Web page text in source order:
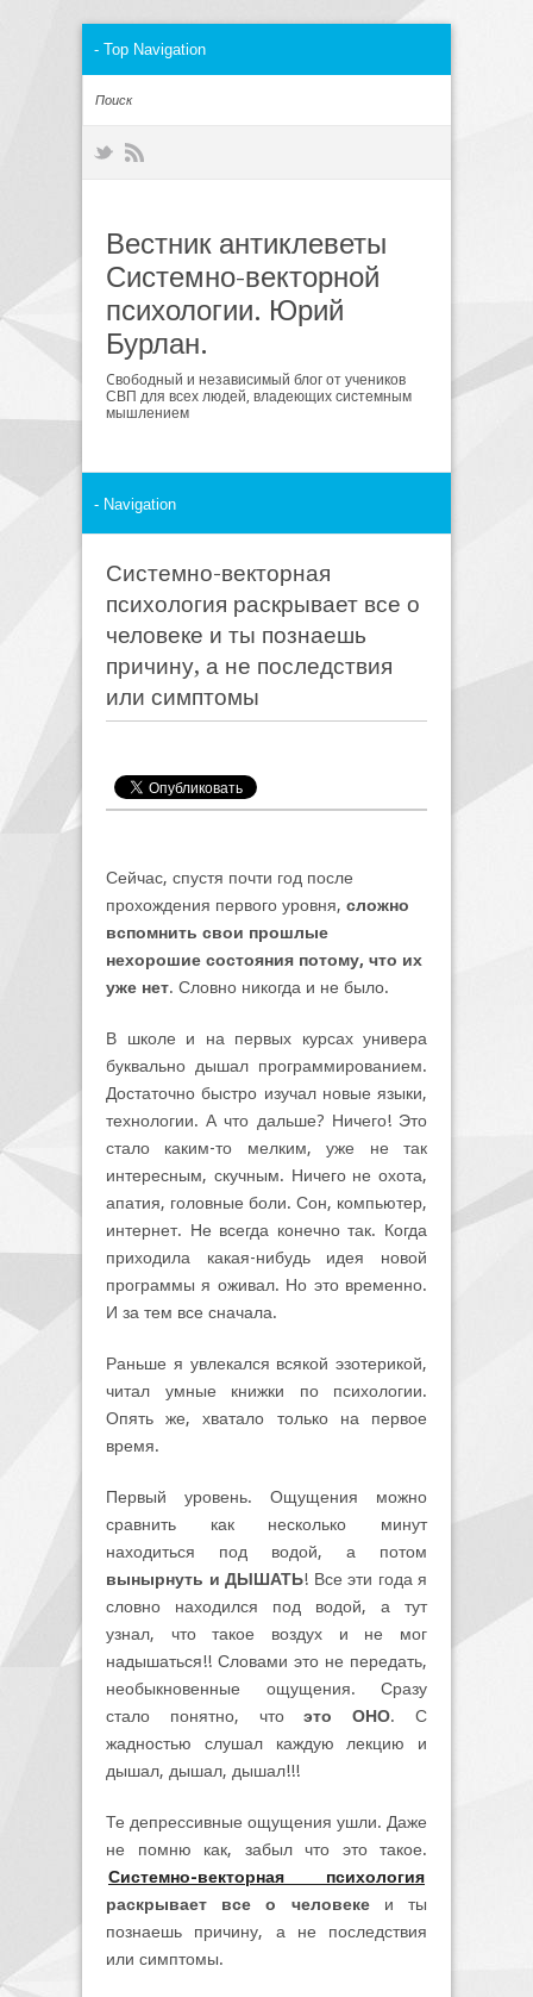
Вестник антиклеветы
Системно-векторной
психологии. Юрий
Бурлан.
Cвободный и независимый блог от учеников
СВП для всех людей, владеющих системным
мышлением
Системно-векторная
психология раскрывает все о
человеке и ты познаешь
причину, а не последствия
или симптомы
Сейчас, спустя почти год после
прохождения первого уровня, сложно
вспомнить свои прошлые
нехорошие состояния потому, что их
уже нет. Словно никогда и не было.
В школе и на первых курсах универа
буквально дышал программированием.
Достаточно быстро изучал новые языки,
технологии. А что дальше? Ничего! Это
стало каким-то мелким, уже не так
интересным, скучным. Ничего не охота,
апатия, головные боли. Сон, компьютер,
интернет. Не всегда конечно так. Когда
приходила какая-нибудь идея новой
программы я оживал. Но это временно.
И за тем все сначала.
Раньше я увлекался всякой эзотерикой,
читал умные книжки по психологии.
Опять же, хватало только на первое
время.
Первый уровень. Ощущения можно
сравнить как несколько минут
находиться под водой, а потом
вынырнуть и ДЫШАТЬ! Все эти года я
словно находился под водой, а тут
узнал, что такое воздух и не мог
надышаться!! Словами это не передать,
необыкновенные ощущения. Сразу
стало понятно, чтоэто ОНО. С
жадностью слушал каждую лекцию и
дышал, дышал, дышал!!!
Те депрессивные ощущения ушли. Даже
не помню как, забыл что это такое.
Системно-векторная психология
раскрывает все о человекеи ты
познаешь причину, а не последствия
или симптомы.